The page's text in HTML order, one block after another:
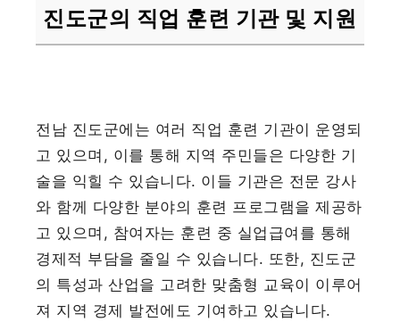
진도군의 직업 훈련 기관 및 지원
전남 진도군에는 여러 직업 훈련 기관이 운영되
고 있으며, 이를 통해 지역 주민들은 다양한 기
술을 익힐 수 있습니다. 이들 기관은 전문 강사
와 함께 다양한 분야의 훈련 프로그램을 제공하
고 있으며, 참여자는 훈련 중 실업급여를 통해
경제적 부담을 줄일 수 있습니다. 또한, 진도군
의 특성과 산업을 고려한 맞춤형 교육이 이루어
져 지역 경제 발전에도 기여하고 있습니다.